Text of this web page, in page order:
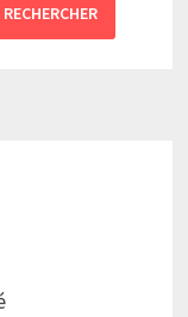
RECHERCHER